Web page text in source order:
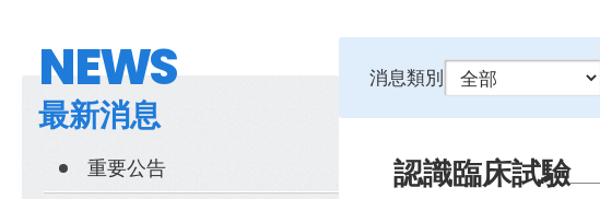
NEWS
最新消息
重要公告
消息類別
認識臨床試驗